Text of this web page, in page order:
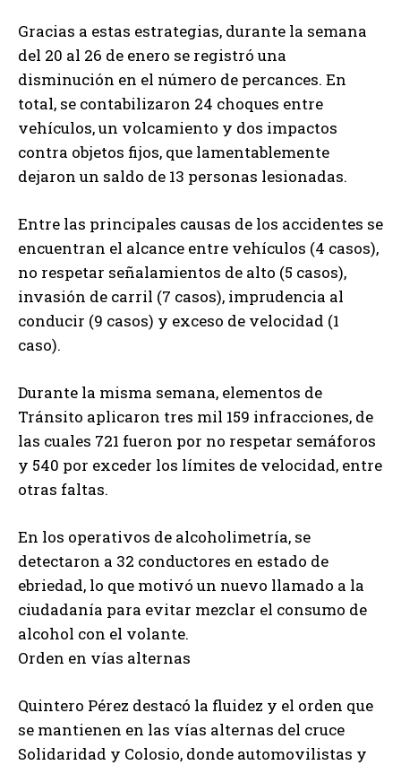
Gracias a estas estrategias, durante la semana
del 20 al 26 de enero se registró una
disminución en el número de percances. En
total, se contabilizaron 24 choques entre
vehículos, un volcamiento y dos impactos
contra objetos fijos, que lamentablemente
dejaron un saldo de 13 personas lesionadas.
Entre las principales causas de los accidentes se
encuentran el alcance entre vehículos (4 casos),
no respetar señalamientos de alto (5 casos),
invasión de carril (7 casos), imprudencia al
conducir (9 casos) y exceso de velocidad (1
caso).
Durante la misma semana, elementos de
Tránsito aplicaron tres mil 159 infracciones, de
las cuales 721 fueron por no respetar semáforos
y 540 por exceder los límites de velocidad, entre
otras faltas.
En los operativos de alcoholimetría, se
detectaron a 32 conductores en estado de
ebriedad, lo que motivó un nuevo llamado a la
ciudadanía para evitar mezclar el consumo de
alcohol con el volante.
Orden en vías alternas
Quintero Pérez destacó la fluidez y el orden que
se mantienen en las vías alternas del cruce
Solidaridad y Colosio, donde automovilistas y